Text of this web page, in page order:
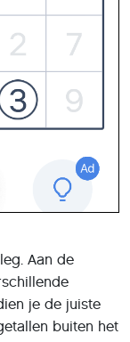
Aan de
je de juiste
buiten het